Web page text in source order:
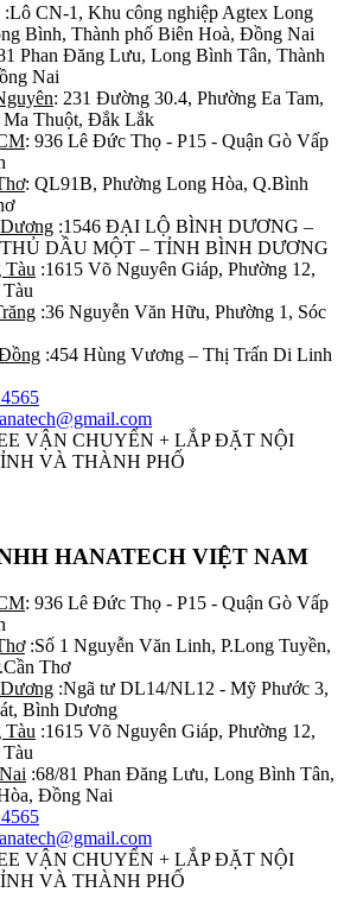
:Lô CN-1, Khu công nghiệp Agtex Long
Bình, Thành phố Biên Hoà, Đồng Nai
Phan Đăng Lưu, Long Bình Tân, Thành
Nai
: 231 Đường 30.4, Phường Ea Tam,
Ma Thuột, Đắk Lắk
: 936 Lê Đức Thọ - P15 - Quận Gò Vấp
: QL91B, Phường Long Hòa, Q.Bình
:1546 ĐẠI LỘ BÌNH DƯƠNG –
DẦU MỘT – TỈNH BÌNH DƯƠNG
:1615 Võ Nguyên Giáp, Phường 12,
:36 Nguyễn Văn Hữu, Phường 1, Sóc
:454 Hùng Vương – Thị Trấn Di Linh
VẬN CHUYỂN + LẮP ĐẶT NỘI
VÀ THÀNH PHỐ
HANATECH VIỆT NAM
: 936 Lê Đức Thọ - P15 - Quận Gò Vấp
:Số 1 Nguyễn Văn Linh, P.Long Tuyền,
Thơ
:Ngã tư DL14/NL12 - Mỹ Phước 3,
Bình Dương
:1615 Võ Nguyên Giáp, Phường 12,
:68/81 Phan Đăng Lưu, Long Bình Tân,
Đồng Nai
VẬN CHUYỂN + LẮP ĐẶT NỘI
VÀ THÀNH PHỐ